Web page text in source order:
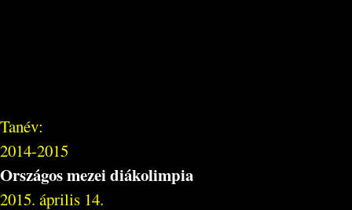
Tanév:
2014-2015
Országos mezei diákolimpia
2015. április 14.